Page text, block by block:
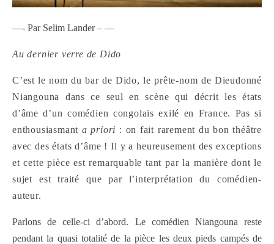
—- Par Selim Lander – —
Au dernier verre de Dido
C’est le nom du bar de Dido, le prête-nom de Dieudonné
Niangouna dans ce seul en scène qui décrit les états
d’âme d’un comédien congolais exilé en France. Pas si
enthousiasmant a priori : on fait rarement du bon théâtre
avec des états d’âme ! Il y a heureusement des exceptions
et cette pièce est remarquable tant par la manière dont le
sujet est traité que par l’interprétation du comédien-
auteur.
Parlons de celle-ci d’abord. Le comédien Niangouna reste
pendant la quasi totalité de la pièce les deux pieds campés de